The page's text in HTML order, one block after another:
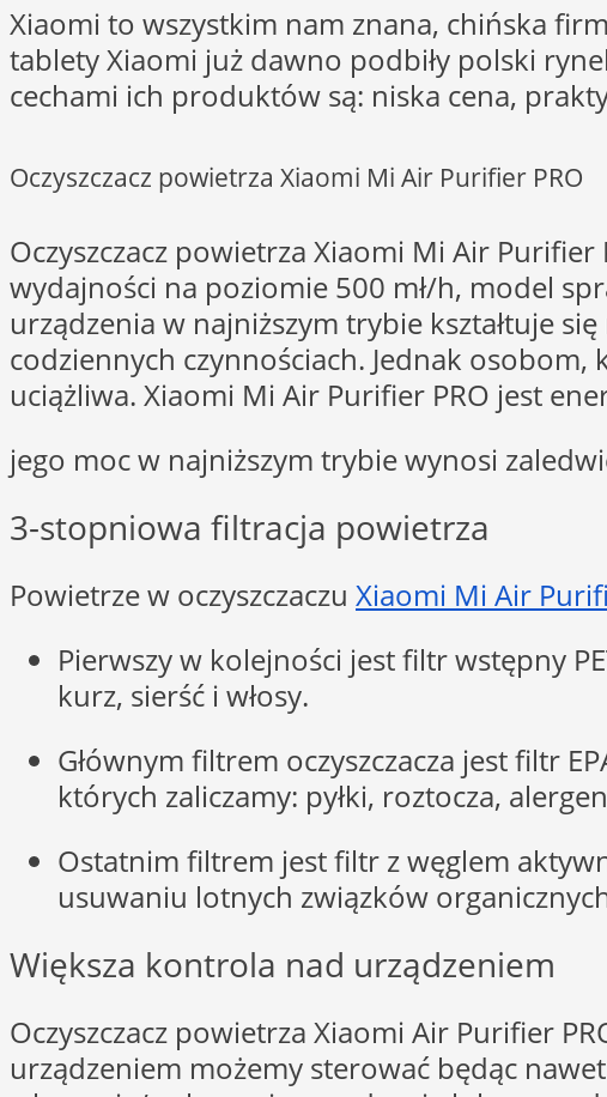
Xiaomi to wszystkim nam znana, chińska
tablety Xiaomi już dawno podbiły polski
cechami ich produktów są: niska cena,
Oczyszczacz powietrza Xiaomi Mi Air Purifier PRO
Oczyszczacz powietrza Xiaomi Mi Air
wydajności na poziomie 500 mł/h, model
urządzenia w najniższym trybie kształtuje
codziennych czynnościach. Jednak osobom,
uciążliwa. Xiaomi Mi Air Purifier PRO jest
jego moc w najniższym trybie wynosi
3-stopniowa filtracja powietrza
Powietrze w oczyszczaczu Xiaomi Mi Air
Pierwszy w kolejności jest filtr wstępny
kurz, sierść i włosy.
Głównym filtrem oczyszczacza jest filtr
których zaliczamy: pyłki, roztocza,
Ostatnim filtrem jest filtr z węglem
usuwaniu lotnych związków
Większa kontrola nad urządzeniem
Oczyszczacz powietrza Xiaomi Air Purifier
urządzeniem możemy sterować będąc